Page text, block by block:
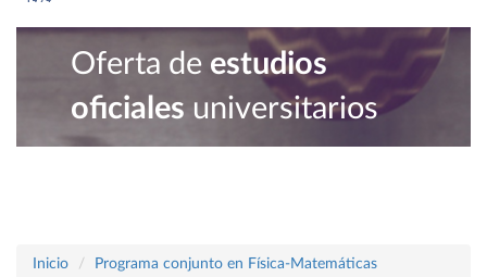
Oferta de estudios
oficiales universitarios
Inicio
Programa conjunto en Física-Matemáticas